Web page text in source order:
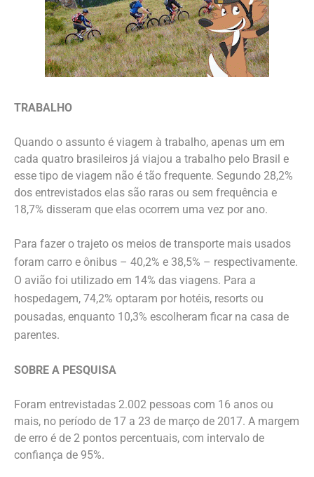
TRABALHO
Quando o assunto é viagem à trabalho, apenas um em
cada quatro brasileiros já viajou a trabalho pelo Brasil e
esse tipo de viagem não é tão frequente. Segundo 28,2%
dos entrevistados elas são raras ou sem frequência e
18,7% disseram que elas ocorrem uma vez por ano.
Para fazer o trajeto os meios de transporte mais usados
foram carro e ônibus – 40,2% e 38,5% – respectivamente.
O avião foi utilizado em 14% das viagens. Para a
hospedagem, 74,2% optaram por hotéis, resorts ou
pousadas, enquanto 10,3% escolheram ficar na casa de
parentes.
SOBRE A PESQUISA
Foram entrevistadas 2.002 pessoas com 16 anos ou
mais, no período de 17 a 23 de março de 2017. A margem
de erro é de 2 pontos percentuais, com intervalo de
confiança de 95%.